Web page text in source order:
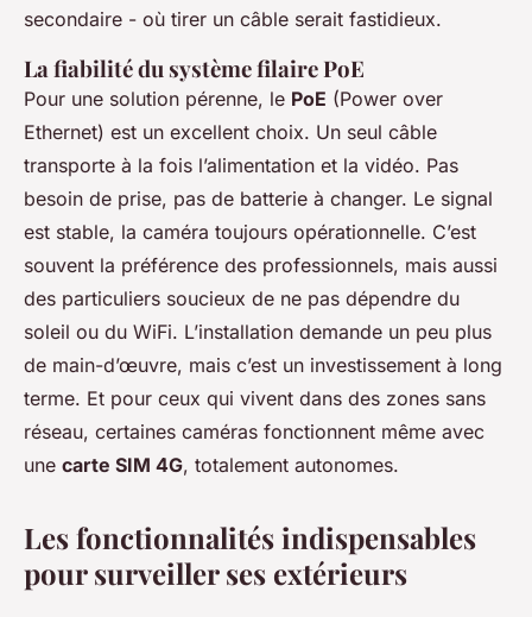
secondaire - où tirer un câble serait fastidieux.
La fiabilité du système filaire PoE
Pour une solution pérenne, le PoE (Power over
Ethernet) est un excellent choix. Un seul câble
transporte à la fois l’alimentation et la vidéo. Pas
besoin de prise, pas de batterie à changer. Le signal
est stable, la caméra toujours opérationnelle. C’est
souvent la préférence des professionnels, mais aussi
des particuliers soucieux de ne pas dépendre du
soleil ou du WiFi. L’installation demande un peu plus
de main-d’œuvre, mais c’est un investissement à long
terme. Et pour ceux qui vivent dans des zones sans
réseau, certaines caméras fonctionnent même avec
une carte SIM 4G, totalement autonomes.
Les fonctionnalités indispensables
pour surveiller ses extérieurs